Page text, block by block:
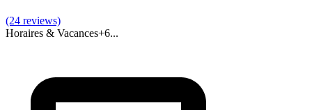
(24 reviews)
Horaires & Vacances+6...